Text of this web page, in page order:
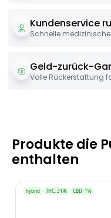
Kundenservice
Schnelle
Geld-zurück-
Volle Rückerstattung
Produkte die
enthalten
hybrid THC: 31% CBD: 1%